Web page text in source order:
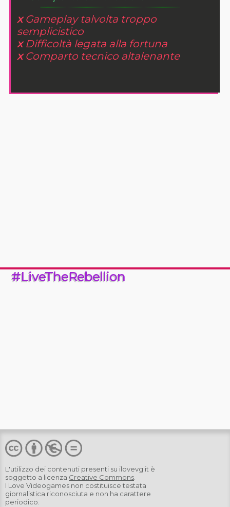
xGameplay talvolta troppo
semplicistico
xDifficoltà legata alla fortuna
xComparto tecnico altalenante
#LiveTheRebellion
L'utilizzo dei contenuti presenti su ilovevg.it è
soggetto a licenza Creative Commons.
I Love Videogames non costituisce testata
giornalistica riconosciuta e non ha carattere
periodico.